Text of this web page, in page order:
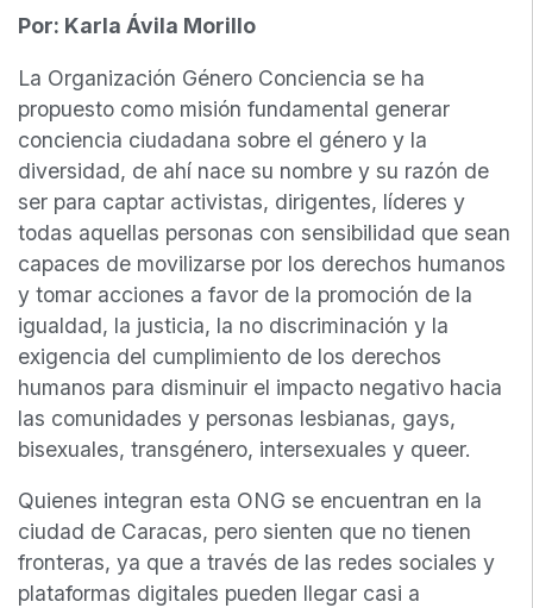
Por: Karla Ávila Morillo
La Organización Género Conciencia se ha
propuesto como misión fundamental generar
conciencia ciudadana sobre el género y la
diversidad, de ahí nace su nombre y su razón de
ser para captar activistas, dirigentes, líderes y
todas aquellas personas con sensibilidad que sean
capaces de movilizarse por los derechos humanos
y tomar acciones a favor de la promoción de la
igualdad, la justicia, la no discriminación y la
exigencia del cumplimiento de los derechos
humanos para disminuir el impacto negativo hacia
las comunidades y personas lesbianas, gays,
bisexuales, transgénero, intersexuales y queer.
Quienes integran esta ONG se encuentran en la
ciudad de Caracas, pero sienten que no tienen
fronteras, ya que a través de las redes sociales y
plataformas digitales pueden llegar casi a